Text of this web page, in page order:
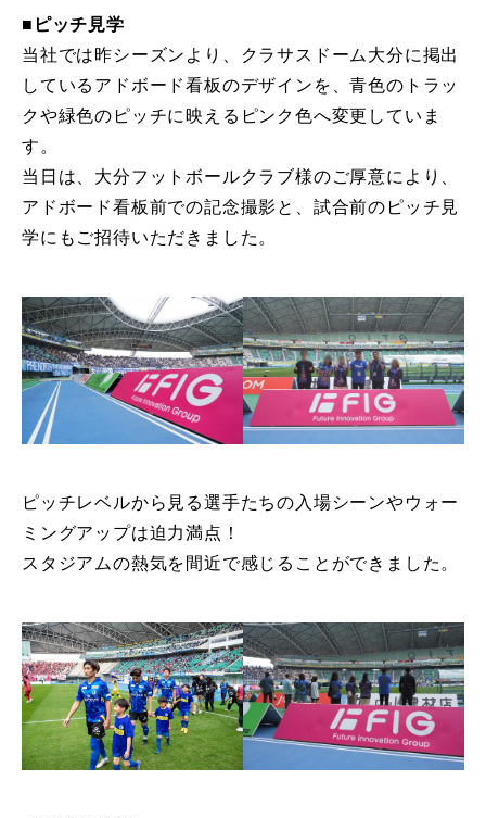
■ピッチ見学
当社では昨シーズンより、クラサスドーム大分に掲出
しているアドボード看板のデザインを、青色のトラッ
クや緑色のピッチに映えるピンク色へ変更していま
す。
当日は、大分フットボールクラブ様のご厚意により、
アドボード看板前での記念撮影と、試合前のピッチ見
学にもご招待いただきました。
ピッチレベルから見る選手たちの入場シーンやウォー
ミングアップは迫力満点！
スタジアムの熱気を間近で感じることができました。